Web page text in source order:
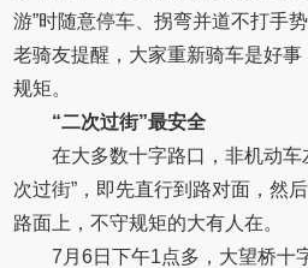
游”时随意停车、拐弯并道不打
老骑友提醒，大家重新骑车是好
规矩。
“二次过街”最安全
在大多数十字路口，非机动车
次过街”，即先直行到路对面，然
路面上，不守规矩的大有人在。
7月6日下午1点多，大望桥十